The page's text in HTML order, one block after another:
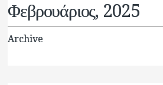
Φεβρουάριος, 2025
Archive